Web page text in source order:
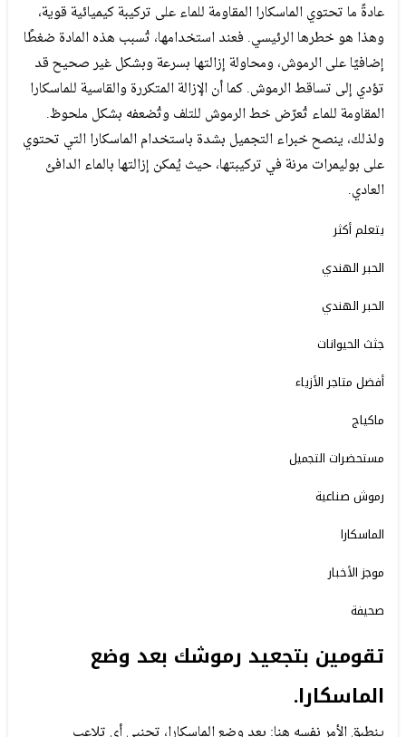
عادةً ما تحتوي الماسكارا المقاومة للماء على تركيبة كيميائية قوية،
وهذا هو خطرها الرئيسي. فعند استخدامها، تُسبب هذه المادة ضغطًا
إضافيًا على الرموش، ومحاولة إزالتها بسرعة وبشكل غير صحيح قد
تؤدي إلى تساقط الرموش. كما أن الإزالة المتكررة والقاسية للماسكارا
المقاومة للماء تُعرّض خط الرموش للتلف وتُضعفه بشكل ملحوظ.
ولذلك، ينصح خبراء التجميل بشدة باستخدام الماسكارا التي تحتوي
على بوليمرات مرنة في تركيبتها، حيث يُمكن إزالتها بالماء الدافئ
العادي.
يتعلم أكثر
الحبر الهندي
الحبر الهندي
جثث الحيوانات
أفضل متاجر الأزياء
ماكياج
مستحضرات التجميل
رموش صناعية
الماسكارا
موجز الأخبار
صحيفة
تقومين بتجعيد رموشك بعد وضع
الماسكارا.